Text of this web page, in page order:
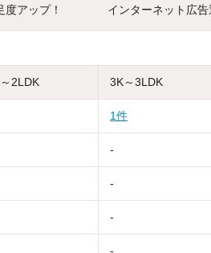
アップ！ インターネット広
2LDK 3K～3LDK
1件
-
-
-
-